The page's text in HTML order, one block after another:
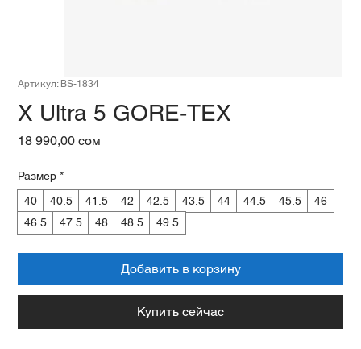
Артикул: BS-1834
X Ultra 5 GORE-TEX
18 990,00 сом
Размер *
40
40.5 41.5 42 42.5 43.5 44 44.5 45.5
46
46.5
47.5 48 48.5 49.5
Добавить в корзину
Купить сейчас